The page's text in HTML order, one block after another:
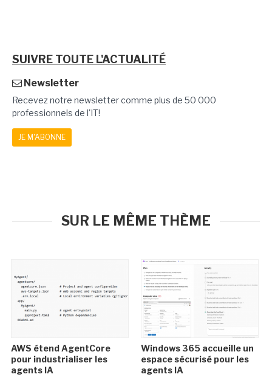
SUIVRE TOUTE L'ACTUALITÉ
Newsletter
Recevez notre newsletter comme plus de 50 000
professionnels de l'IT!
JE M'ABONNE
SUR LE MÊME THÈME
AWS étend AgentCore
pour industrialiser les
agents IA
Windows 365 accueille un
espace sécurisé pour les
agents IA